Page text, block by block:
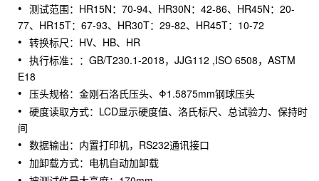
测试范围：HR15N：70-94、HR30N：42-86、HR45N：20-
77、HR15T：67-93、HR30T：29-82、HR45T：10-72
转换标尺：HV、HB、HR
执行标准：：GB/T230.1-2018，JJG112 ,ISO 6508，ASTM
E18
压头规格：金刚石洛氏压头、Φ1.5875mm钢球压头
硬度读取方式：LCD显示硬度值、洛氏标尺、总试验力、保持时
间
数据输出：内置打印机，RS232通讯接口
加卸载方式：电机自动加卸载